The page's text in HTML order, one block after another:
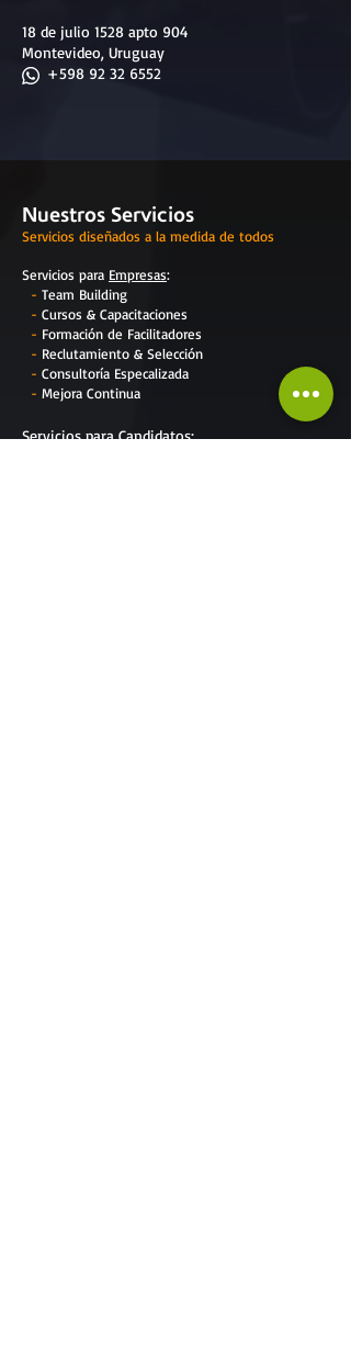
18 de julio 1528 apto 904
Montevideo, Uruguay
+598 92 32 6552
Nuestros Servicios
Servicios diseñados a la medida de todos
Servicios para Empresas:
- Team Building
- Cursos & Capacitaciones
- Formación de Facilitadores
- Reclutamiento & Selección
- Consultoría Especalizada
- Mejora Continua
Servicios paraCandidatos: